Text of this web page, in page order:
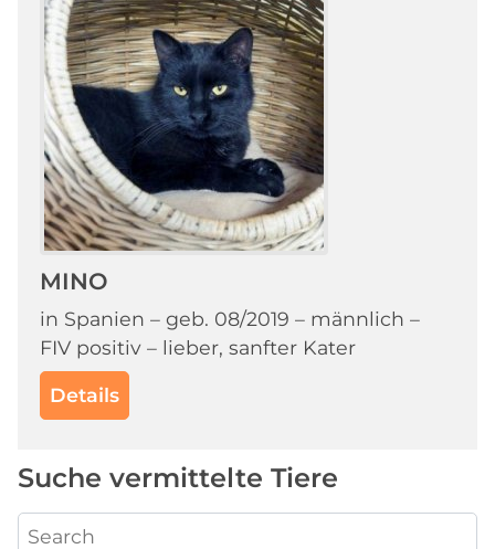
MINO
in Spanien – geb. 08/2019 – männlich –
FIV positiv – lieber, sanfter Kater
Details
Suche vermittelte Tiere